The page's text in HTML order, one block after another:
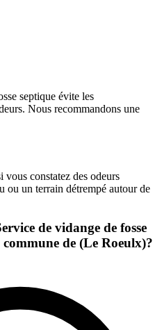
septique évite les
Nous recommandons une
vous constatez des odeurs
ou un terrain détrempé autour de
de vidange de fosse
de (Le Roeulx)?